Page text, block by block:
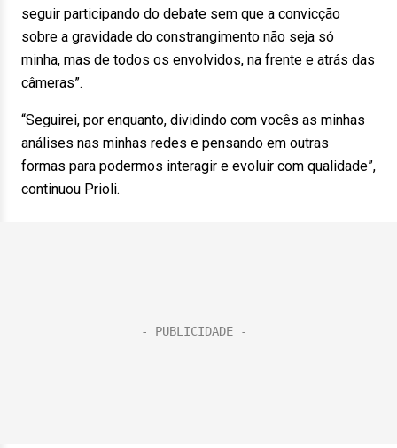
seguir participando do debate sem que a convicção
sobre a gravidade do constrangimento não seja só
minha, mas de todos os envolvidos, na frente e atrás das
câmeras”.
“Seguirei, por enquanto, dividindo com vocês as minhas
análises nas minhas redes e pensando em outras
formas para podermos interagir e evoluir com qualidade”,
continuou Prioli.